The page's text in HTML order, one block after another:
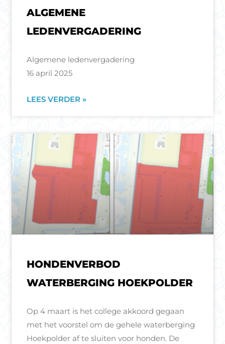
ALGEMENE
LEDENVERGADERING
Algemene ledenvergadering
16 april 2025
LEES VERDER »
HONDENVERBOD
WATERBERGING HOEKPOLDER
Op 4 maart is het college akkoord gegaan
met het voorstel om de gehele waterberging
Hoekpolder af te sluiten voor honden. De